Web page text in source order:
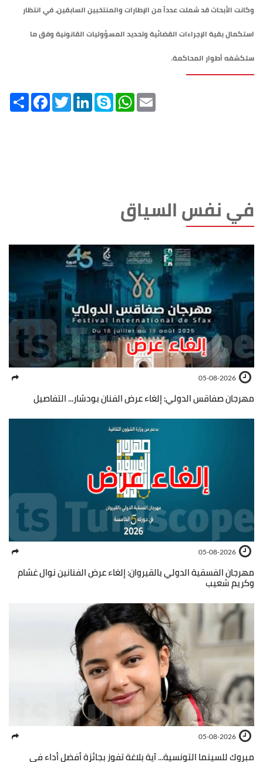
وكانت الأبحاث قد شملت عدداً من الإطارات والمنتخبين السابقين، في انتظار
استكمال بقية الإجراءات القضائية وتحديد المسؤوليات القانونية وفق ما
ستكشفه أطوار المحاكمة.
Share FacebookTwitterLinkedInSkype WhatsApp
في نفس السياق
05-08-2026
مهرجان صفاقس الدولي: إلغاء عرض الفنان بودشار... التفاصيل
05-08-2026
مهرجان الفسقية الدولي بالقيروان: إلغاء عرض الفنانين نوال غشام
وكريم شعيب
05-08-2026
مبروك للسينما التونسية... آية بلاغة تفوز بجائزة أفضل أداء في